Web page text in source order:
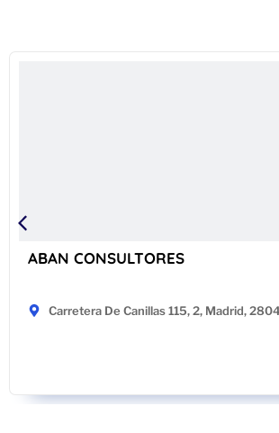
ABAN CONSULTORES
Carretera De Canillas 115, 2, Madrid,